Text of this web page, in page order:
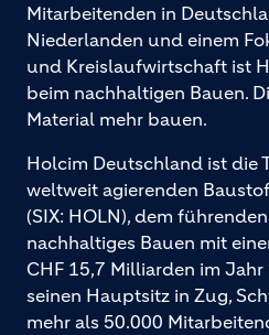
Mitarbeitenden in
Niederlanden und einem
und Kreislaufwirtschaft ist
beim nachhaltigen Bauen.
Material mehr bauen.
Holcim Deutschland ist die
weltweit agierenden
(SIX: HOLN), dem
nachhaltiges Bauen mit
CHF 15,7 Milliarden im
seinen Hauptsitz in Zug,
mehr als 50.000